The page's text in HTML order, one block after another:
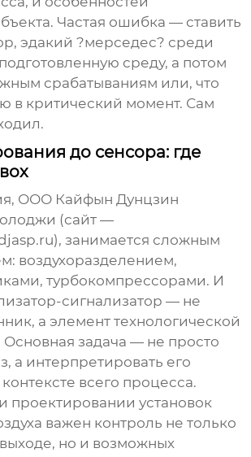
Частая ошибка — ставить
эдакий ?мерседес? среди
среду, а потом
срабатываниям или, что
в критический момент. Сам
до сенсора: где
ООО Кайфын Дунцзин
(сайт —
), занимается сложным
воздухоразделением,
турбокомпрессорами. И
сигнализатор — не
а элемент технологической
Основная задача — не просто
а интерпретировать его
всего процесса.
проектировании установок
важен контроль не только
но и возможных